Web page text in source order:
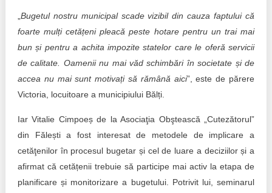
Bugetul nostru municipal scade vizibil din cauza faptului că
foarte mulți cetățeni pleacă peste hotare pentru un trai mai
bun și pentru a achita impozite statelor care le oferă servicii
de calitate. Oamenii nu mai văd schimbări în societate și de
accea nu mai sunt motivați să rămână aici”, este de părere
Victoria, locuitoare a municipiului Bălți.
Iar Vitalie Cimpoeș de la Asociaţia Obştească „Cutezătorul”
din Fălești a fost interesat de metodele de implicare a
cetăţenilor în procesul bugetar și cel de luare a deciziilor și a
afirmat că cetățenii trebuie să participe mai activ la etapa de
planificare și monitorizare a bugetului. Potrivit lui, seminarul